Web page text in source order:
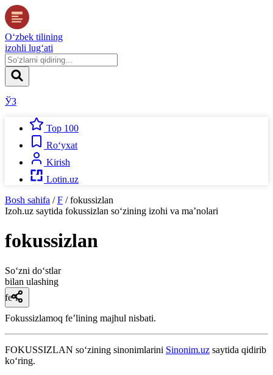
O‘zbek tilining
izohli lug‘ati
ЎЗ
Top 100
Ro‘yxat
Kirish
Lotin.uz
Bosh sahifa / F / fokussizlan
Izoh.uz saytida fokussizlan so‘zining izohi va ma’nolari
fokussizlan
So‘zni do‘stlar
bilan ulashing
fe’l
Fokussizlamoq feʼlining majhul nisbati.
FOKUSSIZLAN so‘zining sinonimlarini Sinonim.uz saytida qidirib
ko‘ring.